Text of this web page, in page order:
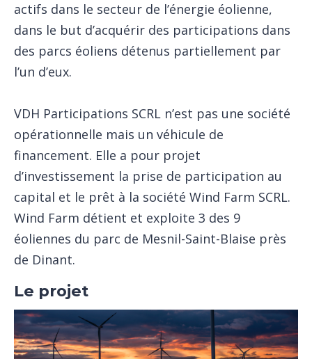
actifs dans le secteur de l’énergie éolienne,
dans le but d’acquérir des participations dans
des parcs éoliens détenus partiellement par
l’un d’eux.
VDH Participations SCRL n’est pas une société
opérationnelle mais un véhicule de
financement. Elle a pour projet
d’investissement la prise de participation au
capital et le prêt à la société Wind Farm SCRL.
Wind Farm détient et exploite 3 des 9
éoliennes du parc de Mesnil-Saint-Blaise près
de Dinant.
Le projet